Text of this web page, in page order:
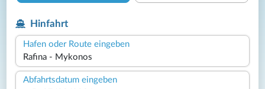
Hinfahrt
Hafen oder Route eingeben
Abfahrtsdatum eingeben